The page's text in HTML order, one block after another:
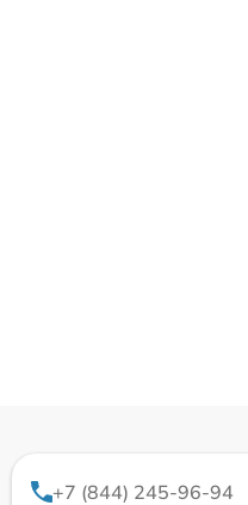
+7 (844) 245-96-94